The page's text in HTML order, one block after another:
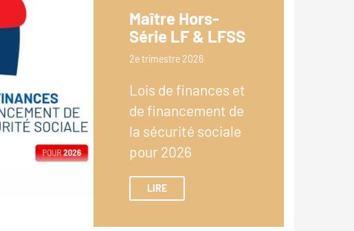
Maître Hors-
Série LF & LFSS
2e trimestre 2026
Lois de finances et
de financement de
la sécurité sociale
pour 2026
LIRE